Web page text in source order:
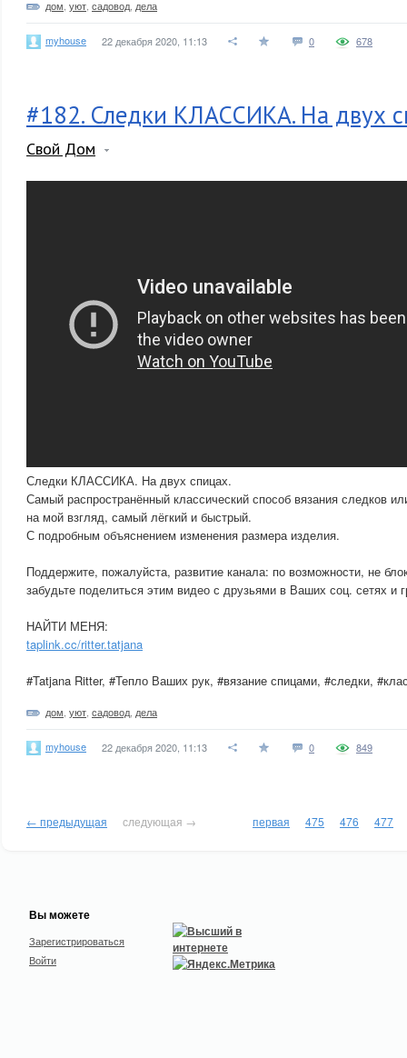
дом уют садовод дела
myhouse 22 декабря 2020, 11:13 0 678
#182. Следки КЛАССИКА. На двух
Свой Дом
Следки КЛАССИКА. На двух спицах.
Самый распространённый классический способ вязания следков
на мой взгляд, самый лёгкий и быстрый.
С подробным объяснением изменения размера изделия.
Поддержите, пожалуйста, развитие канала: по возможности, не
забудьте поделиться этим видео с друзьями в Ваших соц. сетях и
НАЙТИ МЕНЯ:
taplink.cc/ritter.tatjana
#Tatjana Ritter, #Тепло Ваших рук, #вязание спицами, #следки,
дом уют садовод дела
myhouse 22 декабря 2020, 11:13 0 849
← предыдущая следующая → первая 475 476 477
Вы можете
Зарегистрироваться
Войти